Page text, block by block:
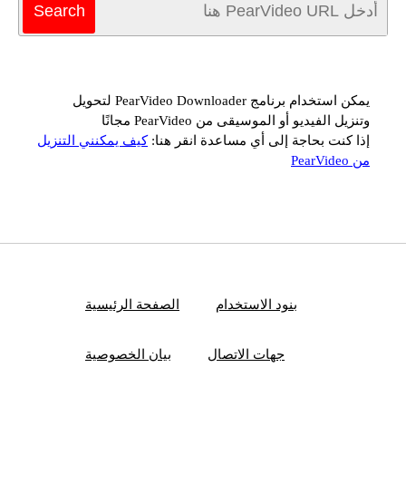
يمكن استخدام برنامج PearVideo Downloader لتحويل
وتنزيل الفيديو أو الموسيقى من PearVideo مجانًا
إذا كنت بحاجة إلى أي مساعدة انقر هنا:كيف يمكنني التنزيل
من PearVideo
الصفحة الرئيسية بنود الاستخدام
بيان الخصوصية جهات الاتصال